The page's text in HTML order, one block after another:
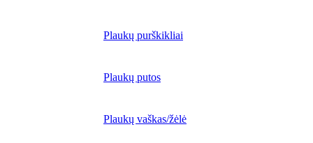
Plaukų purškikliai
Plaukų putos
Plaukų vaškas/žėlė